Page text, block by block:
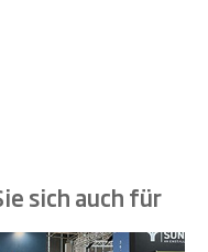
sich auch für